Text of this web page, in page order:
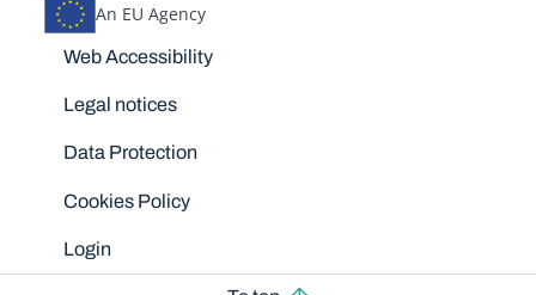
An EU Agency
Disclaimers
Web Accessibility
Legal notices
Data Protection
Cookies Policy
Login